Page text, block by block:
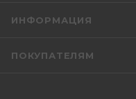
ИНФОРМАЦИЯ
ПОКУПАТЕЛЯМ